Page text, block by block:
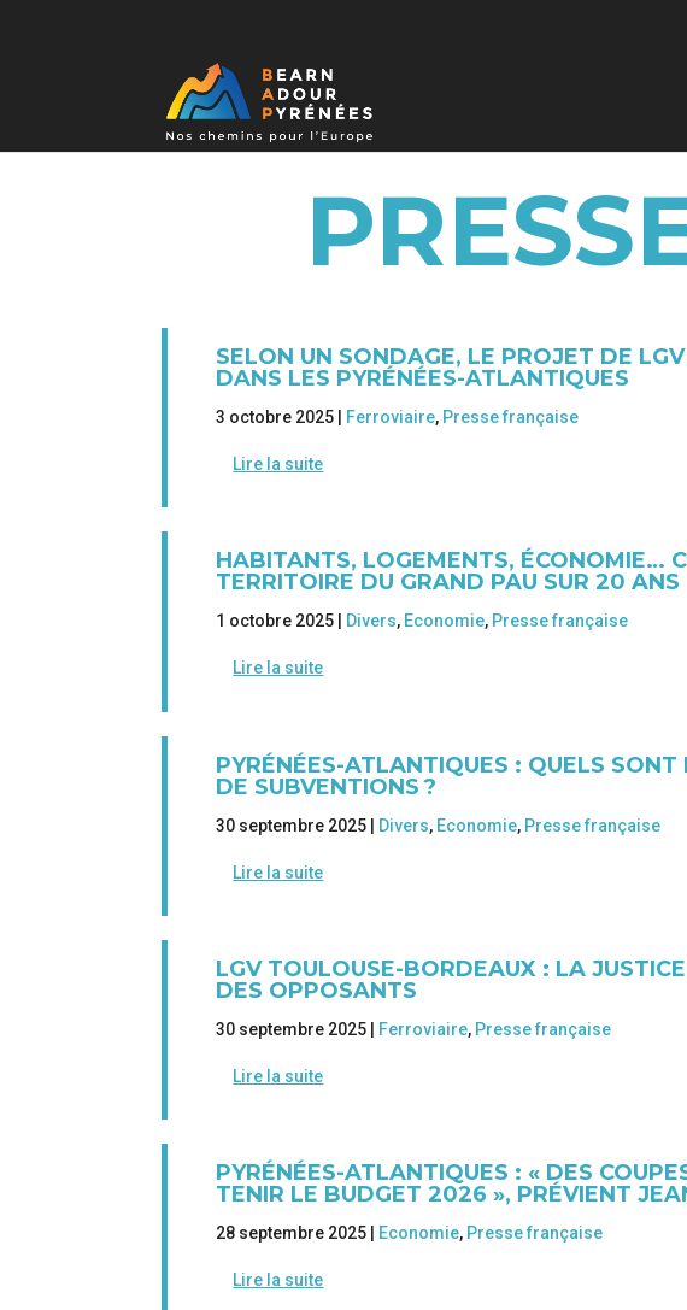
SELON UN SONDAGE, LE PROJET DE
DANS LES PYRÉNÉES-ATLANTIQUES
3 octobre 2025 | Ferroviaire, Presse française
Lire la suite
HABITANTS, LOGEMENTS, ÉCONOMIE…
TERRITOIRE DU GRAND PAU SUR 20 ANS
1 octobre 2025 | Divers, Economie, Presse française
Lire la suite
PYRÉNÉES-ATLANTIQUES : QUELS SONT
DE SUBVENTIONS ?
30 septembre 2025 | Divers, Economie, Presse française
Lire la suite
LGV TOULOUSE-BORDEAUX : LA
DES OPPOSANTS
30 septembre 2025 | Ferroviaire, Presse française
Lire la suite
PYRÉNÉES-ATLANTIQUES : « DES
TENIR LE BUDGET 2026 », PRÉVIENT
28 septembre 2025 | Economie, Presse française
Lire la suite